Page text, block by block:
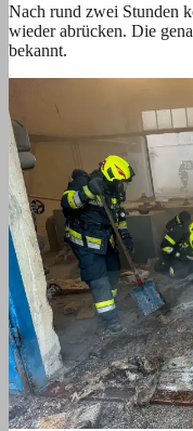
Nach rund zwei Stunden
wieder abrücken. Die
bekannt.